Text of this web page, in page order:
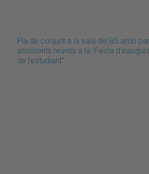
Pla de conjunt a la sala del B5 amb
assistents reunits a la "Festa
de l'estudiant"